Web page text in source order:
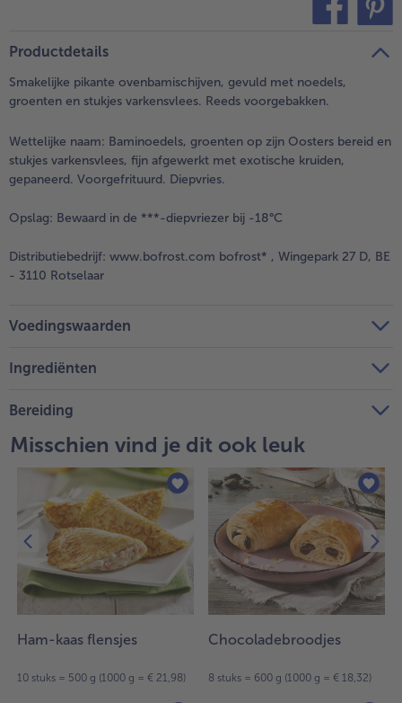
Productdetails
Smakelijke pikante ovenbamischijven, gevuld met noedels,
groenten en stukjes varkensvlees. Reeds voorgebakken.
Wettelijke naam: Baminoedels, groenten op zijn Oosters bereid en
stukjes varkensvlees, fijn afgewerkt met exotische kruiden,
gepaneerd. Voorgefrituurd. Diepvries.
Opslag: Bewaard in de ***-diepvriezer bij -18°C
Distributiebedrijf: www.bofrost.com bofrost* , Wingepark 27 D, BE
- 3110 Rotselaar
Voedingswaarden
Ingrediënten
Bereiding
Misschien vind je dit ook leuk
Ham-kaas flensjes
10 stuks = 500 g (1000 g = € 21,98)
Chocoladebroodjes
8 stuks = 600 g (1000 g = € 18,32)